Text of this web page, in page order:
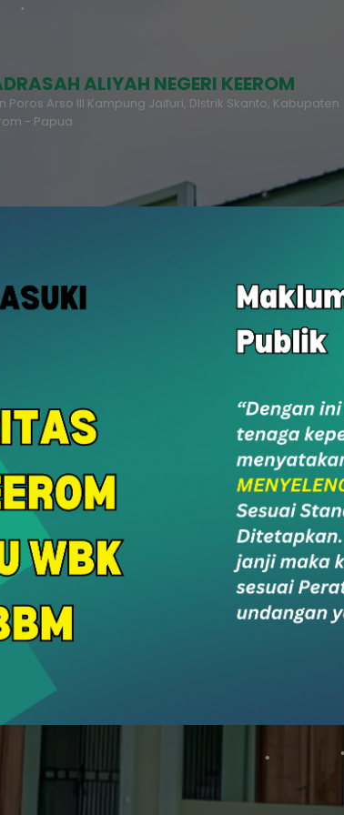
ALIYAH NEGERI KEEROM
Poros Arso III Kampung Jaifuri, DIstrik Skanto, Kabupaten
- Papua
RDM
Madrasah Penerimaan Peserta Didik Baru
SurNi
PPID MAN Keerom Social